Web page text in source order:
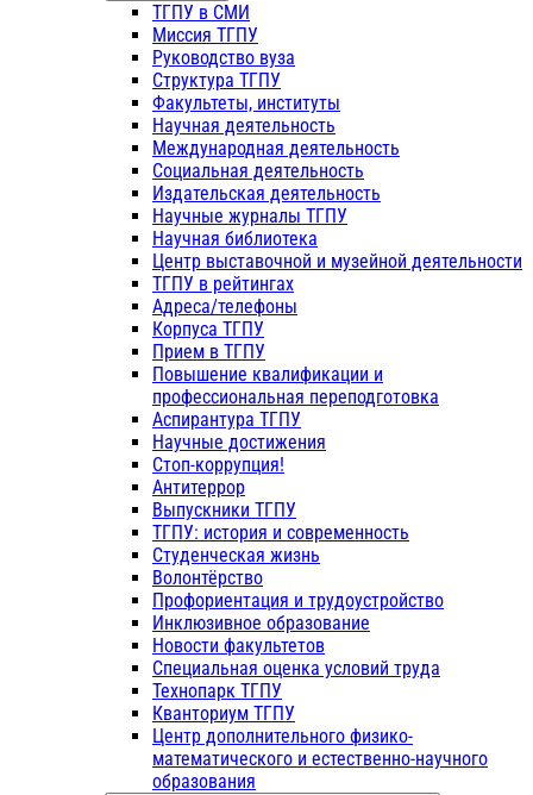
ТГПУ в СМИ
Миссия ТГПУ
Руководство вуза
Структура ТГПУ
Факультеты, институты
Научная деятельность
Международная деятельность
Социальная деятельность
Издательская деятельность
Научные журналы ТГПУ
Научная библиотека
Центр выставочной и музейной деятельности
ТГПУ в рейтингах
Адреса/телефоны
Корпуса ТГПУ
Прием в ТГПУ
Повышение квалификации и
профессиональная переподготовка
Аспирантура ТГПУ
Научные достижения
Стоп-коррупция!
Антитеррор
Выпускники ТГПУ
ТГПУ: история и современность
Студенческая жизнь
Волонтёрство
Профориентация и трудоустройство
Инклюзивное образование
Новости факультетов
Специальная оценка условий труда
Технопарк ТГПУ
Кванториум ТГПУ
Центр дополнительного физико-
математического и естественно-научного
образования